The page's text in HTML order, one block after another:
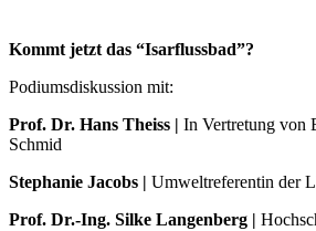
Kommt jetzt das “Isarflussbad”?
Podiumsdiskussion mit:
Prof. Dr. Hans Theiss | In Vertretung von
Schmid
Stephanie Jacobs | Umweltreferentin der
Prof. Dr.-Ing. Silke Langenberg |